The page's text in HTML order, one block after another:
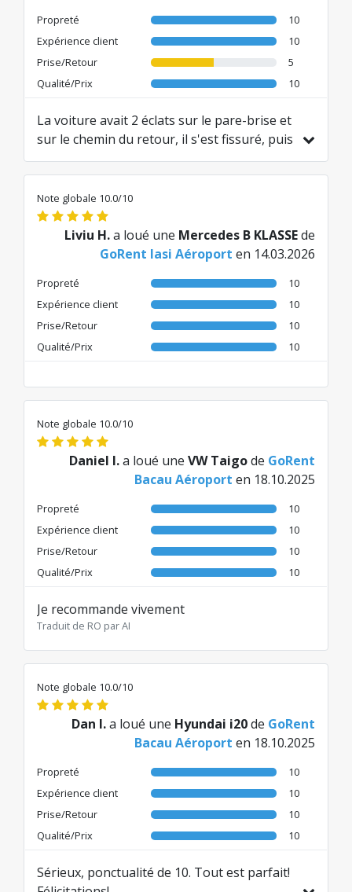
Propreté
10
Expérience client
10
Prise/Retour
5
Qualité/Prix
10
La voiture avait 2 éclats sur le pare-brise et
sur le chemin du retour, il s'est fissuré, puis
on m'a dit qu'ils ne me rembourseraient
plus la garantie. Je n'ai pas aimé ça...
Traduit de RO par AI
Note globale 10.0/10
Liviu H.a loué une Mercedes B KLASSEde
GoRent Iasi Aéroport en 14.03.2026
Propreté
10
Expérience client
10
Prise/Retour
10
Qualité/Prix
10
Note globale 10.0/10
Daniel I.a loué une VW Taigode GoRent
Bacau Aéroport en 18.10.2025
Propreté
10
Expérience client
10
Prise/Retour
10
Qualité/Prix
10
Je recommande vivement
Traduit de RO par AI
Note globale 10.0/10
Dan I.a loué une Hyundai i20de GoRent
Bacau Aéroport en 18.10.2025
Propreté
10
Expérience client
10
Prise/Retour
10
Qualité/Prix
10
Sérieux, ponctualité de 10. Tout est parfait!